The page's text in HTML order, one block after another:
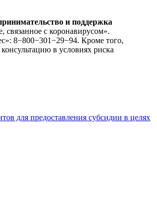
и поддержка
связанное с коронавирусом».
8−800−301−29−94. Кроме того,
в условиях риска
для предоставления субсидии в целях